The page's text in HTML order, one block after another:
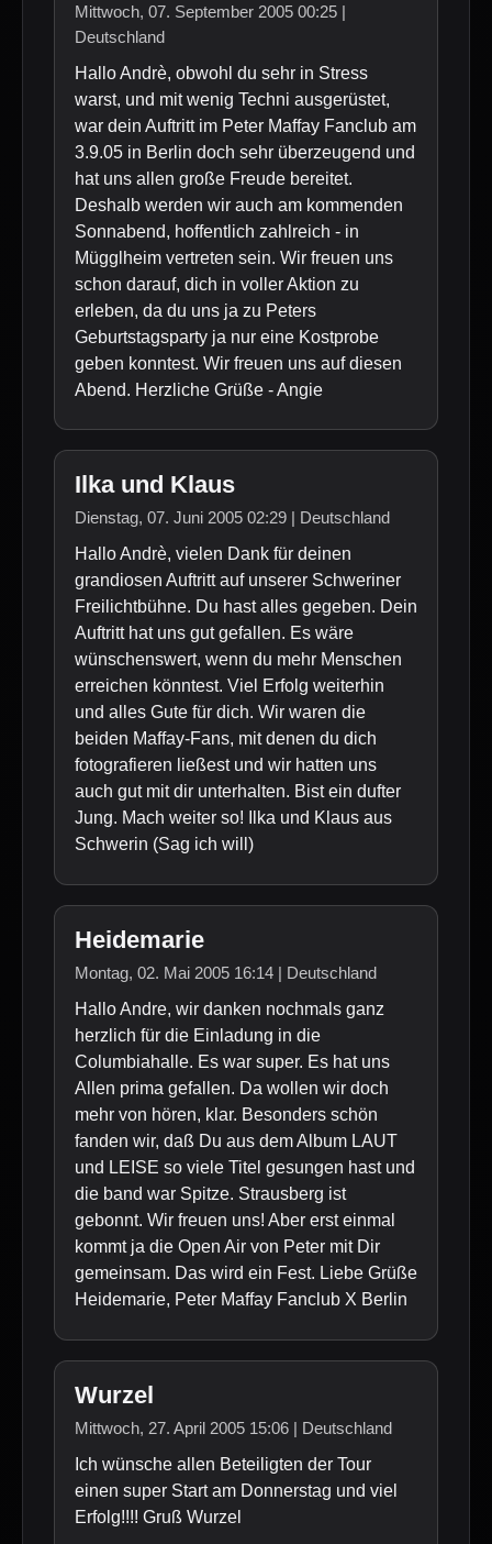
Mittwoch, 07. September 2005 00:25 |
Deutschland
Hallo Andrè, obwohl du sehr in Stress
warst, und mit wenig Techni ausgerüstet,
war dein Auftritt im Peter Maffay Fanclub am
3.9.05 in Berlin doch sehr überzeugend und
hat uns allen große Freude bereitet.
Deshalb werden wir auch am kommenden
Sonnabend, hoffentlich zahlreich - in
Mügglheim vertreten sein. Wir freuen uns
schon darauf, dich in voller Aktion zu
erleben, da du uns ja zu Peters
Geburtstagsparty ja nur eine Kostprobe
geben konntest. Wir freuen uns auf diesen
Abend. Herzliche Grüße - Angie
Ilka und Klaus
Dienstag, 07. Juni 2005 02:29 | Deutschland
Hallo Andrè, vielen Dank für deinen
grandiosen Auftritt auf unserer Schweriner
Freilichtbühne. Du hast alles gegeben. Dein
Auftritt hat uns gut gefallen. Es wäre
wünschenswert, wenn du mehr Menschen
erreichen könntest. Viel Erfolg weiterhin
und alles Gute für dich. Wir waren die
beiden Maffay-Fans, mit denen du dich
fotografieren ließest und wir hatten uns
auch gut mit dir unterhalten. Bist ein dufter
Jung. Mach weiter so! Ilka und Klaus aus
Schwerin (Sag ich will)
Heidemarie
Montag, 02. Mai 2005 16:14 | Deutschland
Hallo Andre, wir danken nochmals ganz
herzlich für die Einladung in die
Columbiahalle. Es war super. Es hat uns
Allen prima gefallen. Da wollen wir doch
mehr von hören, klar. Besonders schön
fanden wir, daß Du aus dem Album LAUT
und LEISE so viele Titel gesungen hast und
die band war Spitze. Strausberg ist
gebonnt. Wir freuen uns! Aber erst einmal
kommt ja die Open Air von Peter mit Dir
gemeinsam. Das wird ein Fest. Liebe Grüße
Heidemarie, Peter Maffay Fanclub X Berlin
Wurzel
Mittwoch, 27. April 2005 15:06 | Deutschland
Ich wünsche allen Beteiligten der Tour
einen super Start am Donnerstag und viel
Erfolg!!!! Gruß Wurzel